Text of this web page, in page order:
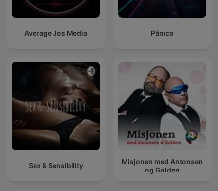
Average Jos Media Pânico
Sex & Sensibility
Misjonen med Antonsen
og Golden